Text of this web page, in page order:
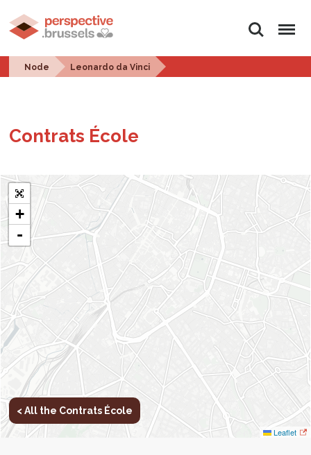
Search Menu
Node Leonardo da Vinci
Con­trats École
+
-
Leaflet
< All the Contrats École